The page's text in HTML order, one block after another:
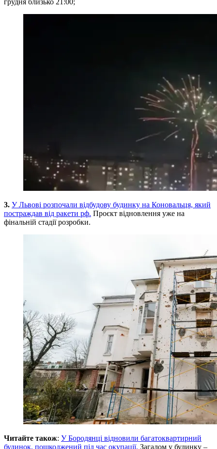
3. У Львові розпочали відбудову будинку на Коновальця, який
постраждав від ракети рф. Проєкт відновлення уже на
фінальній стадії розробки.
Читайте також: У Бородянці відновили багатоквартирний
будинок, пошкоджений під час окупації. Загалом у будинку –